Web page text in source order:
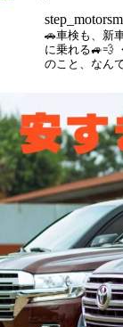
🚗車検も、新
に乗れる🚙💨
のこと、なん